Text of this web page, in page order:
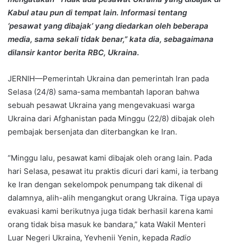
Kabul atau pun di tempat lain. Informasi tentang
‘pesawat yang dibajak’ yang diedarkan oleh beberapa
media, sama sekali tidak benar,” kata dia, sebagaimana
dilansir kantor berita RBC, Ukraina.
JERNIH—Pemerintah Ukraina dan pemerintah Iran pada
Selasa (24/8) sama-sama membantah laporan bahwa
sebuah pesawat Ukraina yang mengevakuasi warga
Ukraina dari Afghanistan pada Minggu (22/8) dibajak oleh
pembajak bersenjata dan diterbangkan ke Iran.
“Minggu lalu, pesawat kami dibajak oleh orang lain. Pada
hari Selasa, pesawat itu praktis dicuri dari kami, ia terbang
ke Iran dengan sekelompok penumpang tak dikenal di
dalamnya, alih-alih mengangkut orang Ukraina. Tiga upaya
evakuasi kami berikutnya juga tidak berhasil karena kami
orang tidak bisa masuk ke bandara,” kata Wakil Menteri
Luar Negeri Ukraina, Yevhenii Yenin, kepada Radio